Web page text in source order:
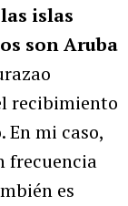
islas
son Aruba
recibimiento
En mi caso,
frecuencia
es